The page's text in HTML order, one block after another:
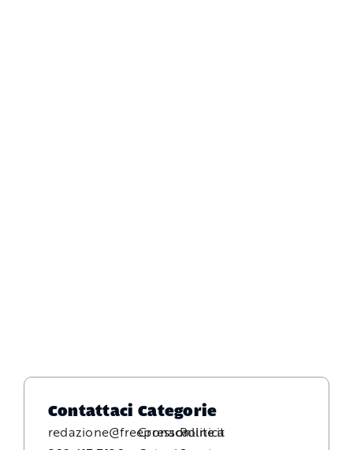
Contattaci
redazione@freepressonline.it
Categorie
CronacaPolitica